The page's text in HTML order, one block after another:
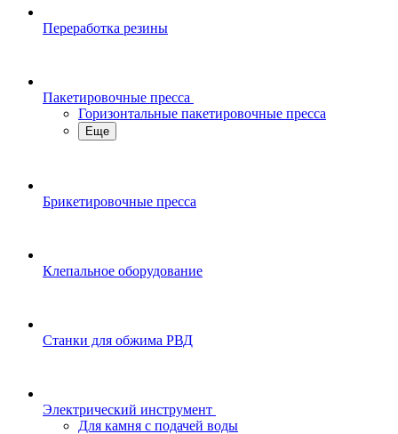
Переработка резины
Пакетировочные пресса
Горизонтальные пакетировочные пресса
Еще
Брикетировочные пресса
Клепальное оборудование
Станки для обжима РВД
Электрический инструмент
Для камня с подачей воды